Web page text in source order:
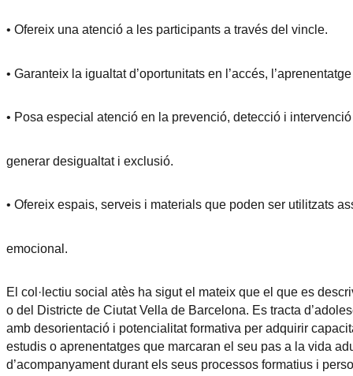
• Ofereix una atenció a les participants a través del vincle.
• Garanteix la igualtat d’oportunitats en l’accés,
• Posa especial atenció en la prevenció, detecció i
generar desigualtat i exclusió.
• Ofereix espais, serveis i materials que poden ser utilitzats
emocional.
El col·lectiu social atès ha sigut el mateix que el que es
o del Districte de Ciutat Vella de Barcelona. Es tracta
amb desorientació i potencialitat formativa per adquirir
estudis o aprenentatges que marcaran el seu pas a la vida
d’acompanyament durant els seus processos formatius i